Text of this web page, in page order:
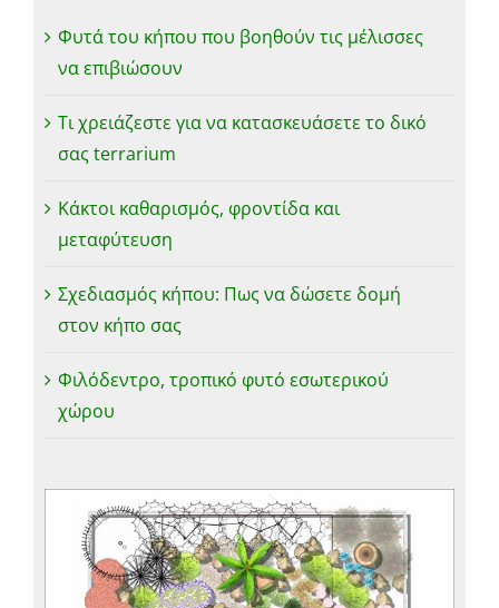
Φυτά του κήπου που βοηθούν τις μέλισσες
να επιβιώσουν
Τι χρειάζεστε για να κατασκευάσετε το δικό
σας terrarium
Κάκτοι καθαρισμός, φροντίδα και
μεταφύτευση
Σχεδιασμός κήπου: Πως να δώσετε δομή
στον κήπο σας
Φιλόδεντρο, τροπικό φυτό εσωτερικού
χώρου